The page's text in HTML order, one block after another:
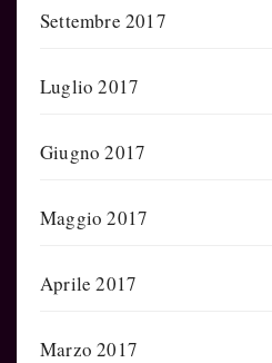
Settembre 2017
Luglio 2017
Giugno 2017
Maggio 2017
Aprile 2017
Marzo 2017